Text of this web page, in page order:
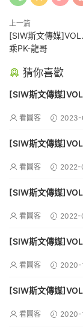
上一篇
[SIW斯文傳媒
乘PK-龍哥
猜你喜歡
[SIW斯文傳媒
看圖客
[SIW斯文傳媒
看圖客
[SIW斯文傳媒
看圖客
[SIW斯文傳媒
看圖客 2020-
[SIW斯文傳媒
看圖客 2020-